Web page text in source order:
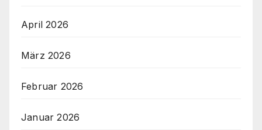
April 2026
März 2026
Februar 2026
Januar 2026